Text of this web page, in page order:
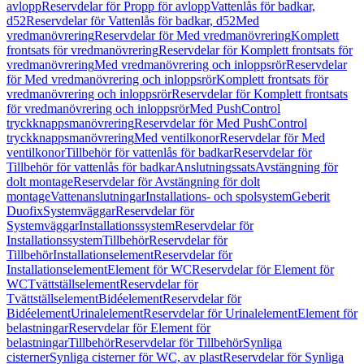
avloppReservdelar för Propp för avloppVattenlås för badkar,
d52Reservdelar för Vattenlås för badkar, d52Med
vredmanövreringReservdelar för Med vredmanövreringKomplett
frontsats för vredmanövreringReservdelar för Komplett frontsats för
vredmanövreringMed vredmanövrering och inloppsrörReservdelar
för Med vredmanövrering och inloppsrörKomplett frontsats för
vredmanövrering och inloppsrörReservdelar för Komplett frontsats
för vredmanövrering och inloppsrörMed PushControl
tryckknappsmanövreringReservdelar för Med PushControl
tryckknappsmanövreringMed ventilkonorReservdelar för Med
ventilkonorTillbehör för vattenlås för badkarReservdelar för
Tillbehör för vattenlås för badkarAnslutningssatsAvstängning för
dolt montageReservdelar för Avstängning för dolt
montageVattenanslutningarInstallations- och spolsystemGeberit
DuofixSystemväggarReservdelar för
SystemväggarInstallationssystemReservdelar för
InstallationssystemTillbehörReservdelar för
TillbehörInstallationselementReservdelar för
InstallationselementElement för WCReservdelar för Element för
WCTvättställselementReservdelar för
TvättställselementBidéelementReservdelar för
BidéelementUrinalelementReservdelar för UrinalelementElement för
belastningarReservdelar för Element för
belastningarTillbehörReservdelar för TillbehörSynliga
cisternerSynliga cisterner för WC, av plastReservdelar för Synliga